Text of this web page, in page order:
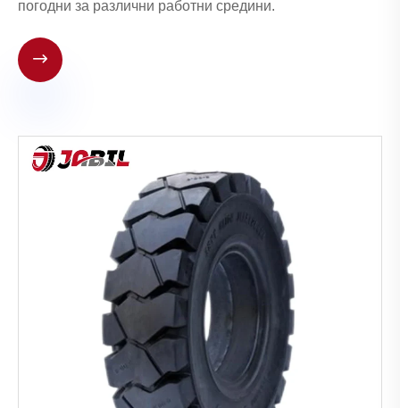
погодни за различни работни средини.
